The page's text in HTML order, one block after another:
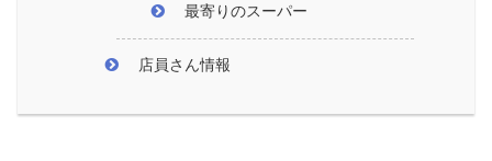
最寄りのスーパー
店員さん情報